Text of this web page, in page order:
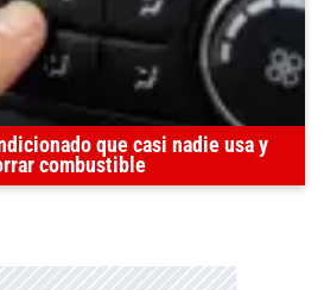
que casi nadie usa y
combustible